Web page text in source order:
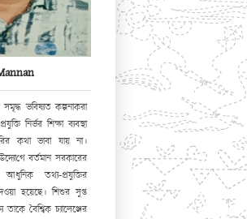
ভবিষ্যত কল্পনাকরা
নির্ভর শিক্ষা ব্যবস্থা
কথা ভাবা যায় না।
গেবর্তমান সরকারের
তথ্য-প্রযুক্তির
হয়েছে। শিশুর সুপ্ত
বৈশ্বিক চ্যালেঞ্জের